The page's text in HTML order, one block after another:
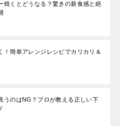
焼くとどうなる？驚きの新食感と絶
！簡単アレンジレシピでカリカリ＆
うのはNG？プロが教える正しい下